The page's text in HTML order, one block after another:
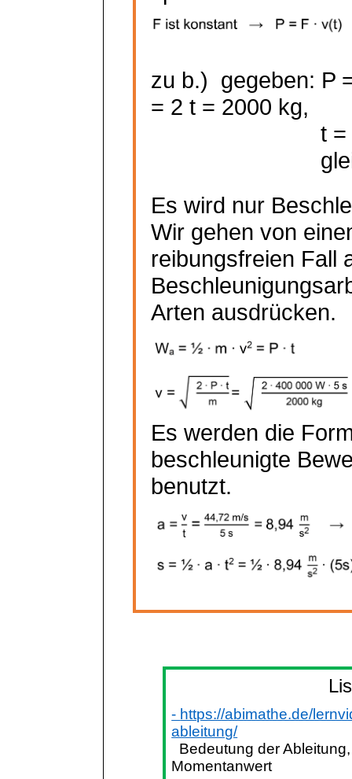
zu b.) gegeben: P
= 2 t = 2000 kg,
t =
Es wird nur
Wir gehen von
reibungsfreien Fall
Arten ausdrücken.
Es werden die
beschleunigte
benutzt.
- https://abimathe.de/
ableitung/
Bedeutung der
Momentanwert